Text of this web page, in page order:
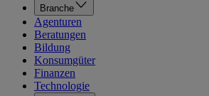
Branche
Agenturen
Beratungen
Bildung
Konsumgüter
Finanzen
Technologie